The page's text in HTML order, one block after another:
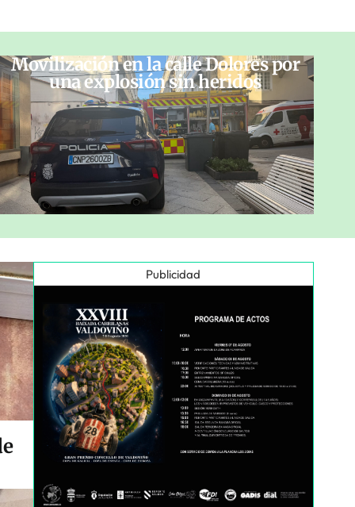
Movilización en la calle Dolores por
una explosión sin heridos
Publicidad